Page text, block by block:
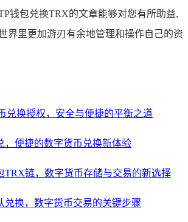
钱包兑换TRX的文章能够对您有所助益,
界里更加游刃有余地管理和操作自己的资
兑换授权，安全与便捷的平衡之道
，便捷的数字货币兑换新体验
TRX链，数字货币存储与交易的新选择
兑换，数字货币交易的关键步骤